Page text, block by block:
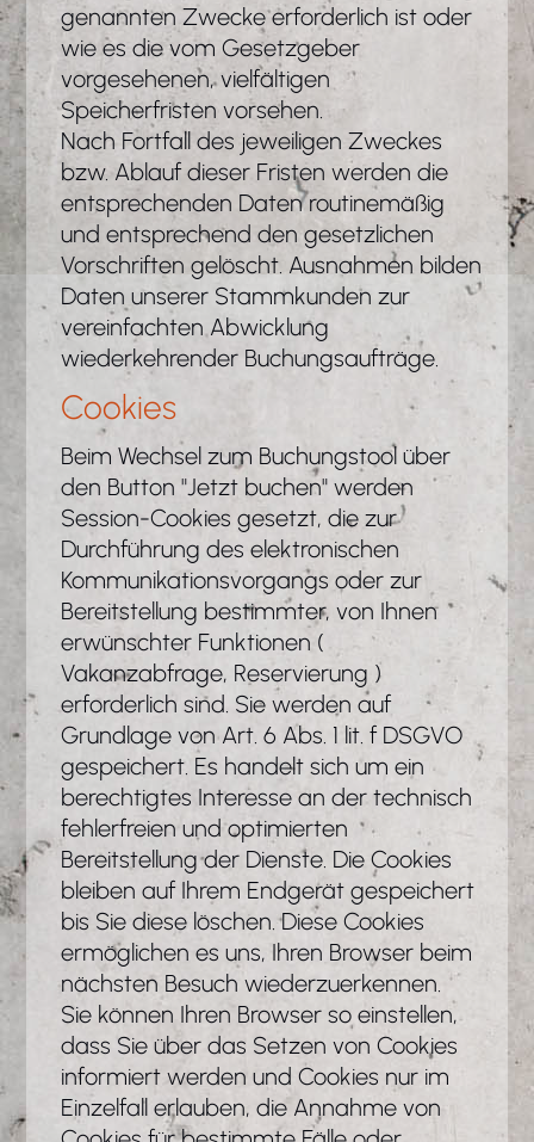
genannten Zwecke erforderlich ist oder
wie es die vom Gesetzgeber
vorgesehenen, vielfältigen
Speicherfristen vorsehen.
Nach Fortfall des jeweiligen Zweckes
bzw. Ablauf dieser Fristen werden die
entsprechenden Daten routinemäßig
und entsprechend den gesetzlichen
Vorschriften gelöscht. Ausnahmen bilden
Daten unserer Stammkunden zur
vereinfachten Abwicklung
wiederkehrender Buchungsaufträge.
Cookies
Beim Wechsel zum Buchungstool über
den Button "Jetzt buchen" werden
Session-Cookies gesetzt, die zur
Durchführung des elektronischen
Kommunikationsvorgangs oder zur
Bereitstellung bestimmter, von Ihnen
erwünschter Funktionen (
Vakanzabfrage, Reservierung )
erforderlich sind. Sie werden auf
Grundlage von Art. 6 Abs. 1 lit. f DSGVO
gespeichert. Es handelt sich um ein
berechtigtes Interesse an der technisch
fehlerfreien und optimierten
Bereitstellung der Dienste. Die Cookies
bleiben auf Ihrem Endgerät gespeichert
bis Sie diese löschen. Diese Cookies
ermöglichen es uns, Ihren Browser beim
nächsten Besuch wiederzuerkennen.
Sie können Ihren Browser so einstellen,
dass Sie über das Setzen von Cookies
informiert werden und Cookies nur im
Einzelfall erlauben, die Annahme von